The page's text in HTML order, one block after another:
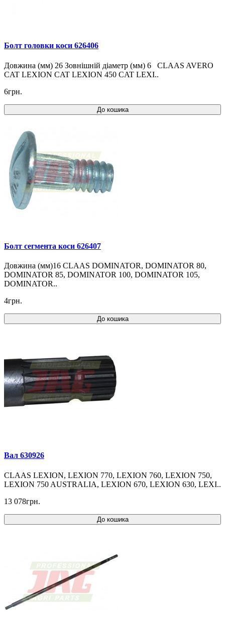
Болт головки коси 626406
Довжина (мм) 26 Зовнішній діаметр (мм) 6 CLAAS AVERO
CAT LEXION CAT LEXION 450 CAT LEXI..
6грн.
До кошика
Болт сегмента коси 626407
Довжина (мм)16 CLAAS DOMINATOR, DOMINATOR 80,
DOMINATOR 85, DOMINATOR 100, DOMINATOR 105,
DOMINATOR..
4грн.
До кошика
Вал 630926
CLAAS LEXION, LEXION 770, LEXION 760, LEXION 750,
LEXION 750 AUSTRALIA, LEXION 670, LEXION 630, LEXI..
13 078грн.
До кошика